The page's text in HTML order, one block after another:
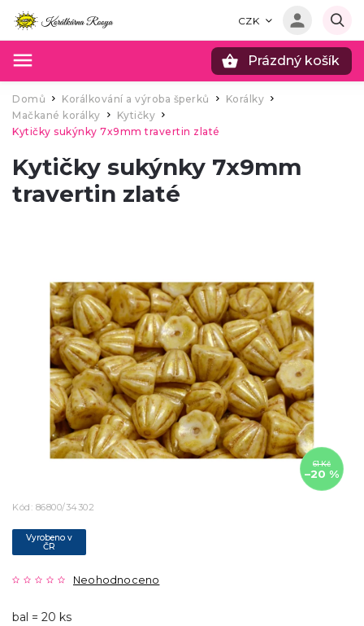
CZK
Prázdný košík
Domů / Korálkování a výroba šperků Korálky /
Mačkané korálky
Kytičky /
Kytičky sukýnky 7x9mm travertin zlaté
Kytičky sukýnky 7x9mm
travertin zlaté
61 Kč
–20 %
Kód: 86800/34302
Vyrobeno v
ČR
Neohodnoceno
bal = 20 ks